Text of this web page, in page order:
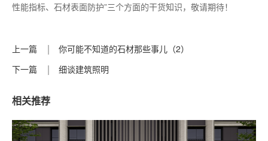
性能指标、石材表面防护”三个方面的干货知识，敬请期待！
上一篇
你可能不知道的石材那些事儿（2）
下一篇
细谈建筑照明
相关推荐